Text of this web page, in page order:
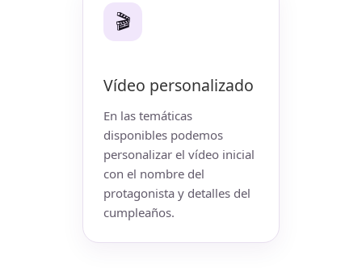
🎬
Vídeo personalizado
En las temáticas
disponibles podemos
personalizar el vídeo inicial
con el nombre del
protagonista y detalles del
cumpleaños.